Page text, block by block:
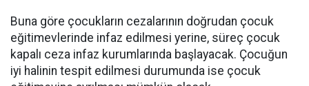
Buna göre çocukların cezalarının doğrudan çocuk
eğitimevlerinde infaz edilmesi yerine, süreç çocuk
kapalı ceza infaz kurumlarında başlayacak. Çocuğun
iyi halinin tespit edilmesi durumunda ise çocuk